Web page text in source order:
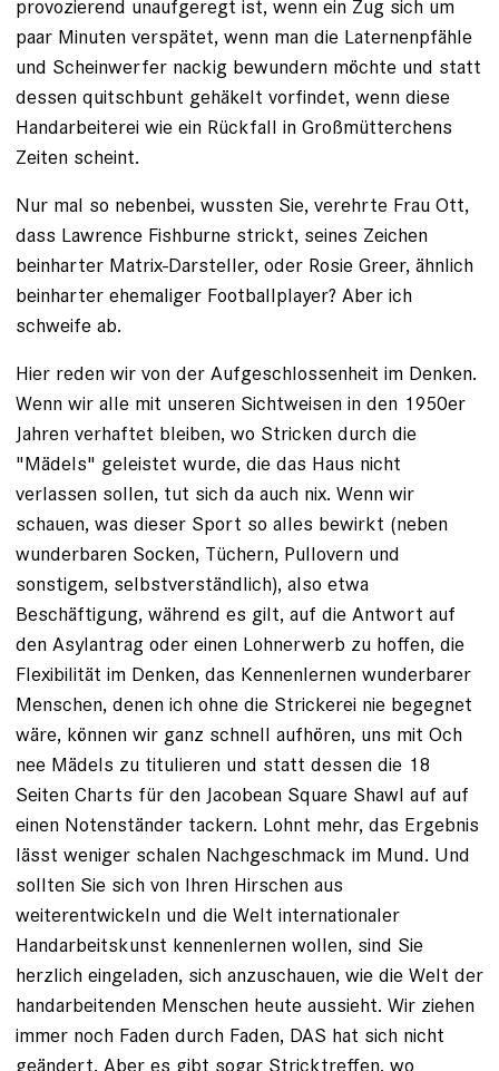
provozierend unaufgeregt ist, wenn ein Zug sich um
paar Minuten verspätet, wenn man die Laternenpfähle
und Scheinwerfer nackig bewundern möchte und statt
dessen quitschbunt gehäkelt vorfindet, wenn diese
Handarbeiterei wie ein Rückfall in Großmütterchens
Zeiten scheint.
Nur mal so nebenbei, wussten Sie, verehrte Frau Ott,
dass Lawrence Fishburne strickt, seines Zeichen
beinharter Matrix-Darsteller, oder Rosie Greer, ähnlich
beinharter ehemaliger Footballplayer? Aber ich
schweife ab.
Hier reden wir von der Aufgeschlossenheit im Denken.
Wenn wir alle mit unseren Sichtweisen in den 1950er
Jahren verhaftet bleiben, wo Stricken durch die
"Mädels" geleistet wurde, die das Haus nicht
verlassen sollen, tut sich da auch nix. Wenn wir
schauen, was dieser Sport so alles bewirkt (neben
wunderbaren Socken, Tüchern, Pullovern und
sonstigem, selbstverständlich), also etwa
Beschäftigung, während es gilt, auf die Antwort auf
den Asylantrag oder einen Lohnerwerb zu hoffen, die
Flexibilität im Denken, das Kennenlernen wunderbarer
Menschen, denen ich ohne die Strickerei nie begegnet
wäre, können wir ganz schnell aufhören, uns mit Och
nee Mädels zu titulieren und statt dessen die 18
Seiten Charts für den Jacobean Square Shawl auf auf
einen Notenständer tackern. Lohnt mehr, das Ergebnis
lässt weniger schalen Nachgeschmack im Mund. Und
sollten Sie sich von Ihren Hirschen aus
weiterentwickeln und die Welt internationaler
Handarbeitskunst kennenlernen wollen, sind Sie
herzlich eingeladen, sich anzuschauen, wie die Welt der
handarbeitenden Menschen heute aussieht. Wir ziehen
immer noch Faden durch Faden, DAS hat sich nicht
geändert. Aber es gibt sogar Stricktreffen, wo